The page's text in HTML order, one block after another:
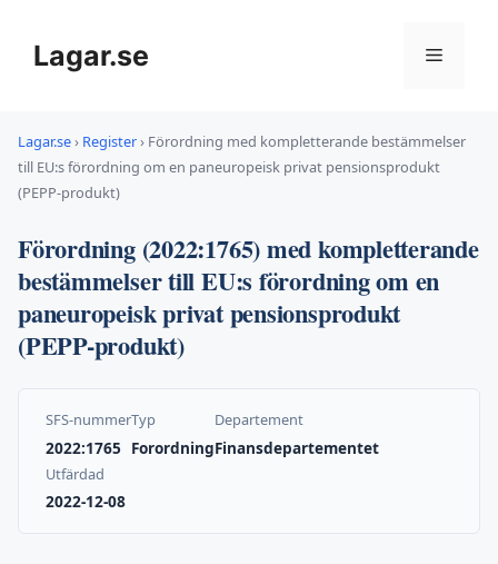
innehållLagar.se Meny
Lagar.se› Register› Förordning med kompletterande bestämmelser
till EU:s förordning om en paneuropeisk privat pensionsprodukt
(PEPP-produkt)
Förordning (2022:1765) med kompletterande
bestämmelser till EU:s förordning om en
paneuropeisk privat pensionsprodukt
(PEPP-produkt)
SFS-nummer
2022:1765
Typ
Forordning
Departement
Finansdepartementet
Utfärdad
2022-12-08